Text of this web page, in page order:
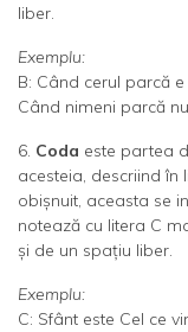
liber.
Exemplu:
B: Când cerul parcă
Când nimeni parcă
6. Coda este partea
acesteia, descriind în
obişnuit, aceasta se
notează cu litera C
şi de un spaţiu liber.
Exemplu:
C: Sfânt este Cel ce